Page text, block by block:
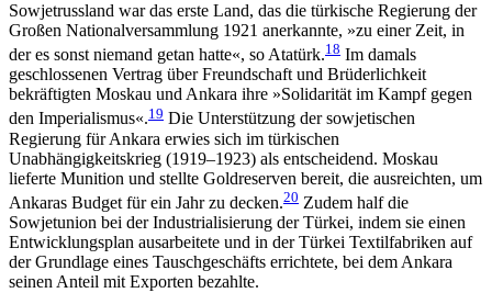
Sowjetrussland war das erste Land, das die türkische Regierung der
Großen Nationalversammlung 1921 anerkannte, »zu einer Zeit, in
der es sonst nie­mand getan hatte«, so Atatürk.18 Im damals
geschlos­senen Vertrag über Freundschaft und Brüderlichkeit
bekräftigten Moskau und Ankara ihre »Solidarität im Kampf gegen
den Imperialismus«.19 Die Unterstützung der sowjetischen
Regierung für Ankara erwies sich im türkischen
Unabhängigkeitskrieg (1919–1923) als entscheidend. Moskau
lieferte Munition und stellte Goldreserven bereit, die ausreichten, um
Anka­ras Budget für ein Jahr zu decken.20 Zudem half die
Sowjetunion bei der Industrialisierung der Türkei, indem sie einen
Entwicklungsplan ausarbeitete und in der Türkei Textilfabriken auf
der Grundlage eines Tauschgeschäfts errichtete, bei dem Ankara
seinen Anteil mit Exporten bezahlte.